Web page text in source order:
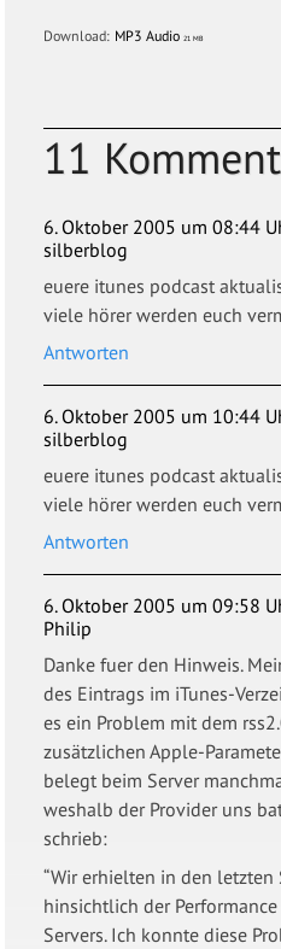
Download: MP3 Audio 21 MB
11
6. Oktober 2005 um 08:44
silberblog
euere itunes podcast
viele hörer werden euch
Antworten
6. Oktober 2005 um 10:44
silberblog
euere itunes podcast
viele hörer werden euch
Antworten
6. Oktober 2005 um 09:58
Philip
Danke fuer den Hinweis.
des Eintrags im iTunes-
es ein Problem mit dem
zusätzlichen Apple-
belegt beim Server
weshalb der Provider uns
schrieb:
“Wir erhielten in den letzten
hinsichtlich der
Servers. Ich konnte diese